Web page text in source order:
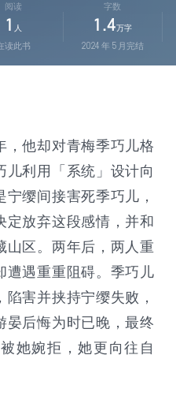
阅读
1 人
读此书
字数
1.4 万字
2024 年 5 月完结
，他却对青梅季巧儿格
利用「系统」设计向
缨间接害死季巧儿，
定放弃这段感情，并和
山区。两年后，两人重
遭遇重重阻碍。季巧儿
害并挟持宁缨失败，
晏后悔为时已晚，最终
她婉拒，她更向往自